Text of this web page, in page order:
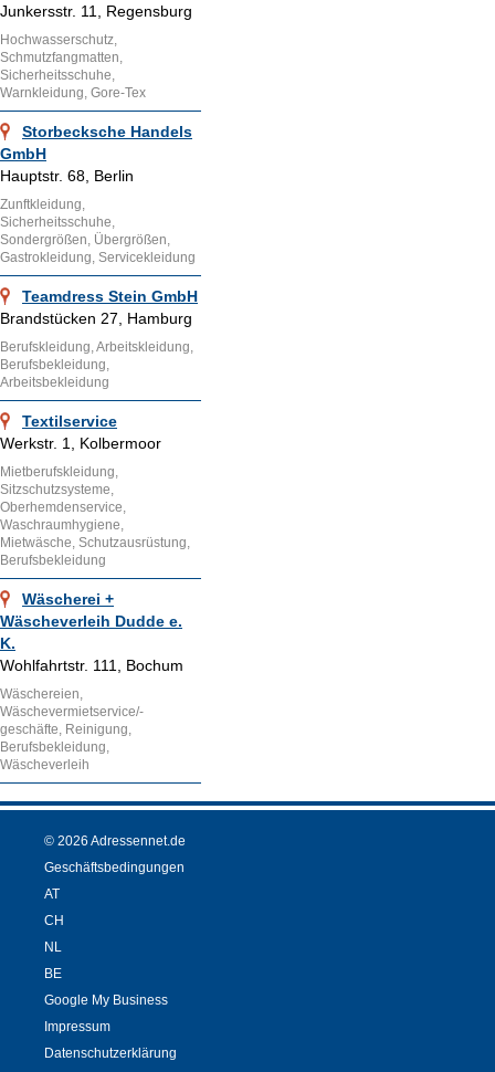
Junkersstr. 11, Regensburg
Hochwasserschutz,
Schmutzfangmatten,
Sicherheitsschuhe,
Warnkleidung, Gore-Tex
Storbecksche Handels
GmbH
Hauptstr. 68, Berlin
Zunftkleidung,
Sicherheitsschuhe,
Sondergrößen, Übergrößen,
Gastrokleidung, Servicekleidung
Teamdress Stein GmbH
Brandstücken 27, Hamburg
Berufskleidung, Arbeitskleidung,
Berufsbekleidung,
Arbeitsbekleidung
Textilservice
Werkstr. 1, Kolbermoor
Mietberufskleidung,
Sitzschutzsysteme,
Oberhemdenservice,
Waschraumhygiene,
Mietwäsche, Schutzausrüstung,
Berufsbekleidung
Wäscherei +
Wäscheverleih Dudde e.
K.
Wohlfahrtstr. 111, Bochum
Wäschereien,
Wäschevermietservice/-
geschäfte, Reinigung,
Berufsbekleidung,
Wäscheverleih
© 2026 Adressennet.de
Geschäftsbedingungen
AT
CH
NL
BE
Google My Business
Impressum
Datenschutzerklärung